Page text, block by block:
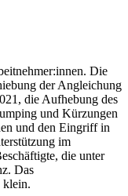
Die
der Angleichung
die Aufhebung des
und Kürzungen
und den Eingriff in
im
die unter
Das
klein.